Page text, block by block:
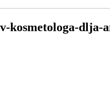
kosmetologa-